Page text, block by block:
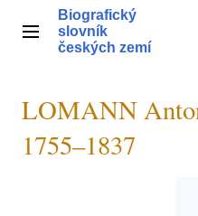
obsahHlavní menu
Biografický
slovník
českých zemí
LOMANN
1755–1837